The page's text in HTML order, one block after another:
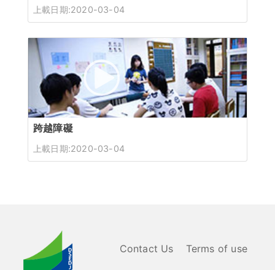
上載日期:2020-03-04
跨越障礙
上載日期:2020-03-04
Contact Us Terms of use